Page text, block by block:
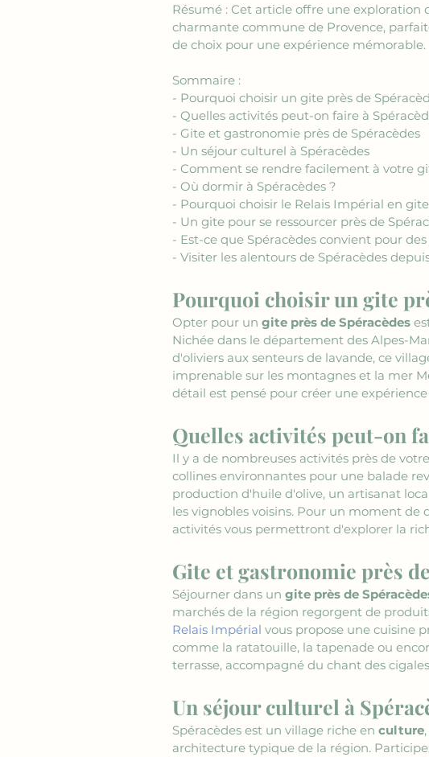
Résumé : Cet article offre une exploration
charmante commune de Provence,
de choix pour une expérience mémorable.
Sommaire :
- Pourquoi choisir un gite près de
- Quelles activités peut-on faire à
- Gite et gastronomie près de Spéracèdes
- Un séjour culturel à Spéracèdes
- Comment se rendre facilement à votre
- Où dormir à Spéracèdes ?
- Pourquoi choisir le Relais Impérial en
- Un gite pour se ressourcer près de
- Est-ce que Spéracèdes convient pour
- Visiter les alentours de Spéracèdes
Pourquoi choisir un gite
Opter pour un gite près de Spéracèdes
Nichée dans le département des Alpes-
d'oliviers aux senteurs de lavande, ce
imprenable sur les montagnes et la mer
détail est pensé pour créer une
Quelles activités peut-on
Il y a de nombreuses activités près de votre
collines environnantes pour une balade
production d'huile d'olive, un artisanat
les vignobles voisins. Pour un moment
activités vous permettront d'explorer la
Gite et gastronomie près
Séjourner dans un gite près de
marchés de la région regorgent de
Relais Impérial vous propose une cuisine
comme la ratatouille, la tapenade ou
terrasse, accompagné du chant des
Un séjour culturel à
Spéracèdes est un village riche en culture
architecture typique de la région.